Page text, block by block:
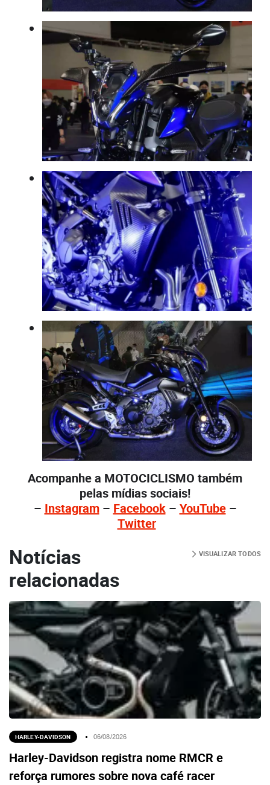
Acompanhe a MOTOCICLISMO também
pelas mídias sociais!
– Instagram– Facebook– YouTube–
Twitter
Notícias
relacionadas
VISUALIZAR TODOS
HARLEY-DAVIDSON 06/08/2026
Harley-Davidson registra nome RMCR e
reforça rumores sobre nova café racer